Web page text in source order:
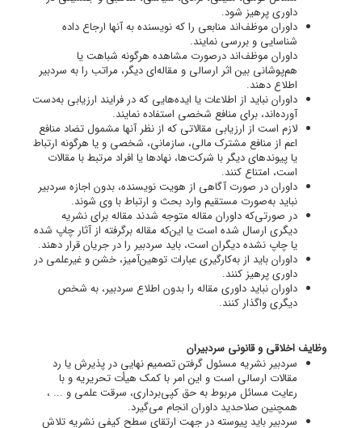
داوری پرهیز شود.
داوران موظف‌اند منابعی را که نویسنده به آنها ارجاع داده
شناسایی و بررسی نمایند.
داوران موظف‌اند درصورت مشاهده هرگونه شباهت یا
هم‌پوشانی بین اثر ارسالی و مقاله‌ای دیگر، مراتب را به سردبیر
اطلاع دهند.
داوران نباید از اطلاعات یا ایده‌هایی که در فرایند ارزیابی به‌دست
آورده‌اند، برای منافع شخصی استفاده نمایند.
لازم است از ارزیابی مقالاتی که از نظر آنها مشمول تضاد منافع
اعم از منافع مشترک مالی، سازمانی، شخصی و یا هرگونه ارتباط
یا پیوندهای دیگر با شرکت‌ها، نهادها یا افراد مرتبط با مقالات
است، امتناع کنند.
داوران در صورت آگاهی از هویت نویسنده، بدون اجازه سردبیر
نباید به‌صورت مستقیم وارد بحث و ارتباط با وی شوند.
در صورتی‌که داوران مقاله متوجه شدند مقاله برای نشریه
دیگری ارسال شده است یا این‌که مقاله برگرفته از آثار چاپ شده
یا چاپ نشده دیگران است، باید سردبیر را در جریان قرار دهند.
داوران باید از به‌کارگیری عبارات توهین‌آمیز، خشن و غیرعلمی در
داوری پرهیز کنند.
داوران نباید داوری مقاله را بدون اطلاع سردبیر، به شخص
دیگری واگذار کنند.
وظایف اخلاقی و قانونی سردبیران
سردبیر نشریه مسئول گرفتن تصمیم نهایی در پذیرش یا رد
مقالات ارسالی است و این امر با کمک هیأت تحریریه و با
رعایت مسائل مربوط به حق کپی‌برداری، سرقت علمی و ... ،
همچنین صلاحدید داوران انجام می‌گیرد.
سردبیر باید پیوسته در جهت ارتقای سطح کیفی نشریه تلاش